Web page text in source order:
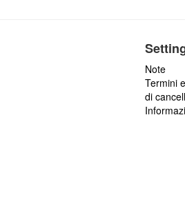
Note
Termini
di